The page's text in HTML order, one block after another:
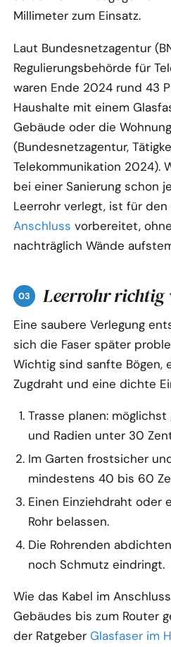
Millimeter zum Einsatz.
Laut Bundesnetzagentur
Regulierungsbehörde für
waren Ende 2024 rund 43
Haushalte mit einem
Gebäude oder die
(Bundesnetzagentur,
Telekommunikation 2024).
bei einer Sanierung schon
Leerrohr verlegt, ist für
Anschluss vorbereitet,
nachträglich Wände
Leerrohr richtig
Eine saubere Verlegung
sich die Faser später
Wichtig sind sanfte Bögen,
Zugdraht und eine dichte
Trasse planen: möglichst
und Radien unter 30
Im Garten frostsicher
mindestens 40 bis 60
Einen Einziehdraht oder
Rohr belassen.
Die Rohrenden
noch Schmutz eindringt.
Wie das Kabel im
Gebäudes bis zum Router
der RatgeberGlasfaser im